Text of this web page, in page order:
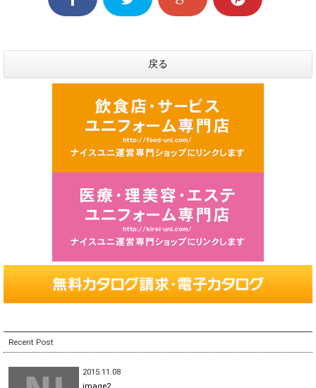
戻る
Recent Post
2015.11.08